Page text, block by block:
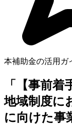
本補助金の活用ガ
「【事前
地域制度に
に向けた事